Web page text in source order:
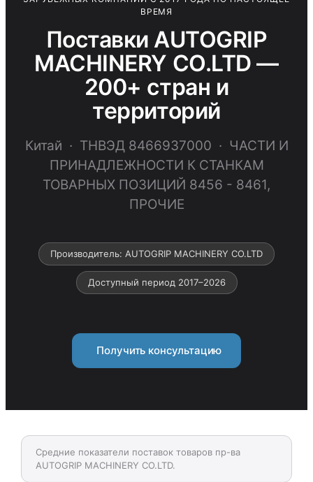
ВРЕМЯ
Поставки AUTOGRIP
MACHINERY CO.LTD —
200+ стран и
территорий
Китай · ТНВЭД 8466937000 · ЧАСТИ И
ПРИНАДЛЕЖНОСТИ К СТАНКАМ
ТОВАРНЫХ ПОЗИЦИЙ 8456 - 8461,
ПРОЧИЕ
Производитель: AUTOGRIP MACHINERY CO.LTD
Доступный период 2017–2026
Получить консультацию
Средние показатели поставок товаров пр-ва
AUTOGRIP MACHINERY CO.LTD.